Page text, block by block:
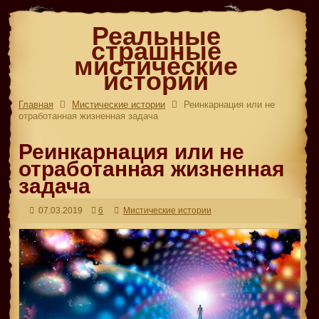
Реальные
страшные
мистические
истории
Главная Мистические истории
Реинкарнация или не
отработанная жизненная задача
Реинкарнация или не
отработанная жизненная
задача
07.03.2019 6 Мистические истории